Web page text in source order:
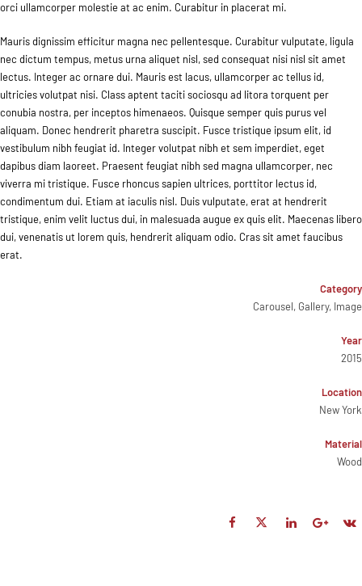
orci ullamcorper molestie at ac enim. Curabitur in placerat mi.
Mauris dignissim efficitur magna nec pellentesque. Curabitur vulputate, ligula
nec dictum tempus, metus urna aliquet nisl, sed consequat nisi nisl sit amet
lectus. Integer ac ornare dui. Mauris est lacus, ullamcorper ac tellus id,
ultricies volutpat nisi. Class aptent taciti sociosqu ad litora torquent per
conubia nostra, per inceptos himenaeos. Quisque semper quis purus vel
aliquam. Donec hendrerit pharetra suscipit. Fusce tristique ipsum elit, id
vestibulum nibh feugiat id. Integer volutpat nibh et sem imperdiet, eget
dapibus diam laoreet. Praesent feugiat nibh sed magna ullamcorper, nec
viverra mi tristique. Fusce rhoncus sapien ultrices, porttitor lectus id,
condimentum dui. Etiam at iaculis nisl. Duis vulputate, erat at hendrerit
tristique, enim velit luctus dui, in malesuada augue ex quis elit. Maecenas libero
dui, venenatis ut lorem quis, hendrerit aliquam odio. Cras sit amet faucibus
erat.
Category
Carousel, Gallery, Image
Year
2015
Location
New York
Material
Wood